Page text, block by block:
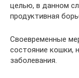
целью, в данном
продуктивная
Своевременные
состояние кошки,
заболевания.